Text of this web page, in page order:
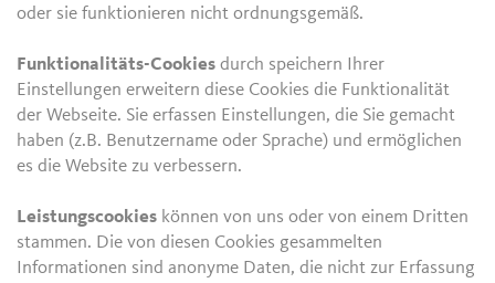
oder sie funktionieren nicht ordnungsgemäß.
Funktionalitäts-Cookies durch speichern Ihrer
Einstellungen erweitern diese Cookies die Funktionalität
der Webseite. Sie erfassen Einstellungen, die Sie gemacht
haben (z.B. Benutzername oder Sprache) und ermöglichen
es die Website zu verbessern.
Leistungscookies können von uns oder von einem Dritten
stammen. Die von diesen Cookies gesammelten
Informationen sind anonyme Daten, die nicht zur Erfassung